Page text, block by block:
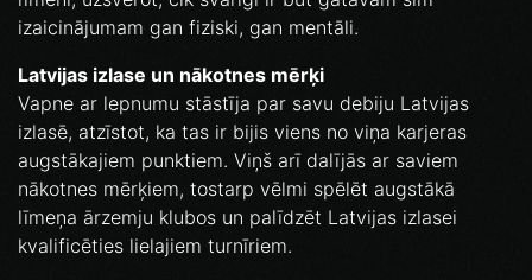
izaicinājumam gan fiziski, gan mentāli.
Latvijas izlase un nākotnes mērķi
Vapne ar lepnumu stāstīja par savu debiju Latvijas
izlasē, atzīstot, ka tas ir bijis viens no viņa karjeras
augstākajiem punktiem. Viņš arī dalījās ar saviem
nākotnes mērķiem, tostarp vēlmi spēlēt augstākā
līmeņa ārzemju klubos un palīdzēt Latvijas izlasei
kvalificēties lielajiem turnīriem.